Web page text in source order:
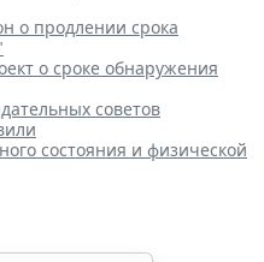
о продлении срока
о сроке обнаружения
советов
состояния и физической